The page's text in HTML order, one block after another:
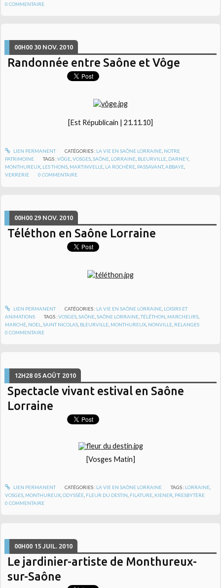
0 COMMENTAIRE
00H00 30 NOV. 2010
Randonnée entre Saône et Vôge
[Est Républicain | 21.11.10]
LIEN PERMANENT CATÉGORIES : LA VIE EN SAÔNE LORRAINE, NOTRE
PATRIMOINE
TAGS :VÔGE ,VOSGES ,SAÔNE LORRAINE BLEURVILLE DARNEY,
MONTHUREUX LES THONS MARTINVELLE LA ROCHÈRE PASSAVANT,ABBAYE
VERRERIE
0 COMMENTAIRE
00H00 29 NOV. 2010
Téléthon en Saône Lorraine
LIEN PERMANENT CATÉGORIES : LA VIE EN SAÔNE LORRAINE, LOISIRS ET
ANIMATIONS
TAGS :VOSGES ,SAÔNE ,SAÔNE LORRAINE ,TÉLÉTHON MARCHEURS
MARCHÉ NOEL ,SAINT NICOLAS BLEURVILLE MONTHUREUX NONVILLE RELANGES
0 COMMENTAIRE
12H28 05 AOÛT 2010
Spectacle vivant estival en Saône
Lorraine
[Vosges Matin]
LIEN PERMANENT CATÉGORIES : LA VIE EN SAÔNE LORRAINE TAGS : LORRAINE
VOSGES MONTHUREUX ,ODYSSÉE FLEUR DU DESTIN FILATURE KIENER PRESBYTÈRE
0 COMMENTAIRE
00H00 15 JUIL. 2010
Le jardinier-artiste de Monthureux-
sur-Saône